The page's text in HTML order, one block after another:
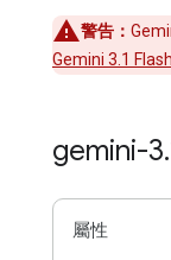
警告：
Gemini 3.1
gemini-3.
屬性